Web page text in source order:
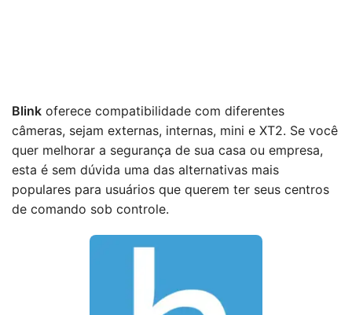
Blink oferece compatibilidade com diferentes
câmeras, sejam externas, internas, mini e XT2. Se você
quer melhorar a segurança de sua casa ou empresa,
esta é sem dúvida uma das alternativas mais
populares para usuários que querem ter seus centros
de comando sob controle.